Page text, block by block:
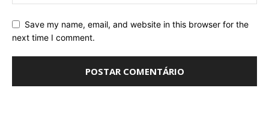
Save my name, email, and website in this browser for the
next time I comment.